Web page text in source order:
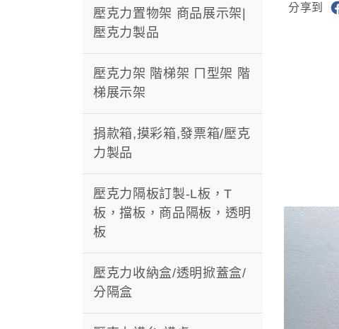
壓克力置物架 商品展示架|
壓克力製品
壓克力架 階梯架 ㄇ型架 階
梯展示架
捐款箱,摸彩箱,發票箱/壓克
力製品
壓克力隔板訂製-L板，T
板，擋板，商品隔板，透明
板
壓克力收納盒/透明掀蓋盒/
分隔盒
分享到